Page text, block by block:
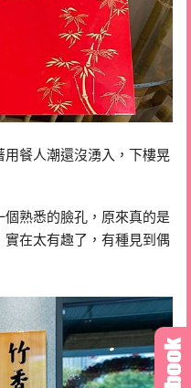
餐人潮還沒湧入，下樓晃
熟悉的臉孔，原來真的是
在太有趣了，有種見到偶